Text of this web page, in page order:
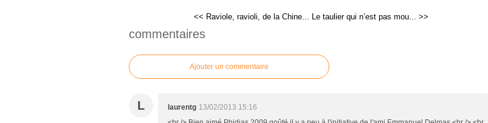
<< Raviole, ravioli, de la Chine... Le taulier qui n’est pas mou... >>
commentaires
Ajouter un commentaire
L laurentg 13/02/2013 15:16